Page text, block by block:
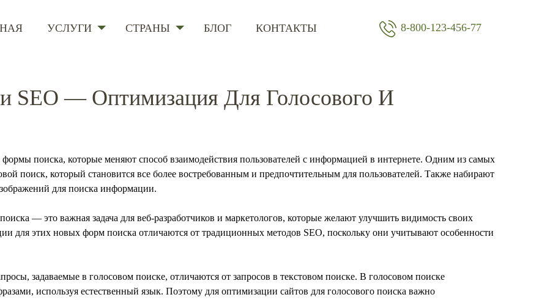
УСЛУГИ
Обратные ссылки
СТРАНЫ
Германия
БЛОГ КОНТАКТЫ 8-800-123-456-77
SEO — Оптимизация Для Голосового И
поиска, которые меняют способ взаимодействия пользователей с информацией в интернете. Одним из самых
поиск, который становится все более востребованным и предпочтительным для пользователей. Также набирают
для поиска информации.
— это важная задача для веб-разработчиков и маркетологов, которые желают улучшить видимость своих
для этих новых форм поиска отличаются от традиционных методов SEO, поскольку они учитывают особенности
задаваемые в голосовом поиске, отличаются от запросов в текстовом поиске. В голосовом поиске
используя естественный язык. Поэтому для оптимизации сайтов для голосового поиска важно